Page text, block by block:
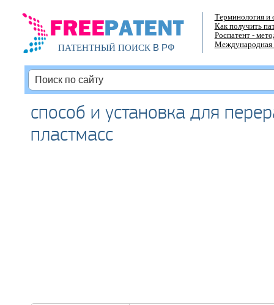
ПАТЕНТНЫЙ ПОИСКВ РФ
Терминология и
Как получить
Роспатент -
Международная
способ и установка для
пластмасс